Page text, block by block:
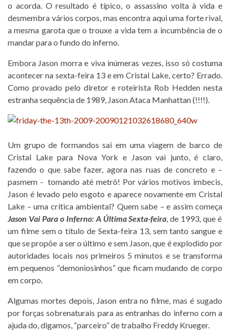
o acorda. O resultado é típico, o assassino volta à vida e
desmembra vários corpos, mas encontra aqui uma forte rival,
a mesma garota que o trouxe a vida tem a incumbência de o
mandar para o fundo do inferno.
Embora Jason morra e viva inúmeras vezes, isso só costuma
acontecer na sexta-feira 13 e em Cristal Lake, certo? Errado.
Como provado pelo diretor e roteirista Rob Hedden nesta
estranha sequência de 1989, Jason Ataca Manhattan (!!!!).
Um grupo de formandos sai em uma viagem de barco de
Cristal Lake para Nova York e Jason vai junto, é claro,
fazendo o que sabe fazer, agora nas ruas de concreto e –
pasmem - tomando até metrô! Por vários motivos imbecis,
Jason é levado pelo esgoto e aparece novamente em Cristal
Lake – uma crítica ambiental? Quem sabe – e assim começa
Jason Vai Para o Inferno: A Última Sexta-feira, de 1993, que é
um filme sem o título de Sexta-feira 13, sem tanto sangue e
que se propõe a ser o último e sem Jason, que é explodido por
autoridades locais nos primeiros 5 minutos e se transforma
em pequenos “demoniosinhos” que ficam mudando de corpo
em corpo.
Algumas mortes depois, Jason entra no filme, mas é sugado
por forças sobrenaturais para as entranhas do inferno com a
ajuda do, digamos, “parceiro” de trabalho Freddy Krueger.